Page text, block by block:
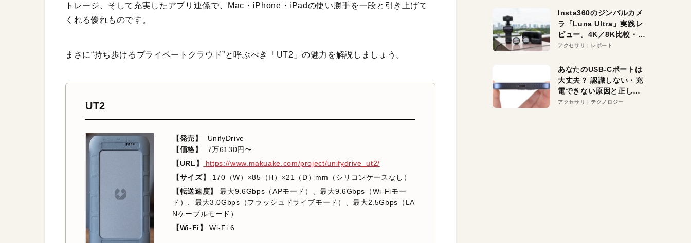
トレージ、そして充実したアプリ連係で、Mac・iPhone・iPadの使い勝手を一段と引き上げて
くれる優れものです。
まさに“持ち歩けるプライベートクラウド”と呼ぶべき「UT2」の魅力を解説しましょう。
UT2
【発売】
UnifyDrive
【価格】
7万6130円〜
【URL】
https://www.makuake.com/project/unifydrive_ut2/
【サイズ】 170（W）×85（H）×21（D）mm（シリコンケースなし）
【転送速度】最大9.6Gbps（APモード）、最大9.6Gbps（Wi-Fiモー
ド）、最大3.0Gbps（フラッシュドライブモード）、最大2.5Gbps（LA
Nケーブルモード）
【Wi-Fi】Wi-Fi 6
る未来はすぐそこ！
Insta360のジンバルカメ
ラ「Luna Ultra」実践レ
ビュー。4K／8K比較・ズ
ーム・夜間撮影をチェッ
アクセサリ レポート
あなたのUSB-Cポートは
大丈夫？ 認識しない・充
電できない原因と正しい
対策
アクセサリ テクノロジー